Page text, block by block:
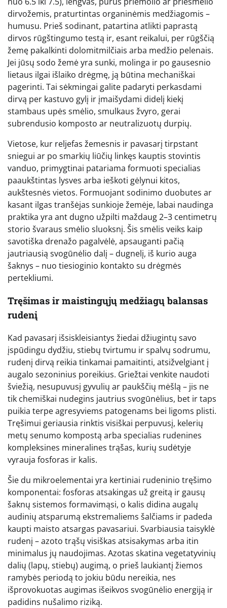
dirvožemis, praturtintas organinėmis medžiagomis –
humusu. Prieš sodinant, patartina atlikti paprastą
dirvos rūgštingumo testą ir, esant reikalui, per rūgščią
žemę pakalkinti dolomitmilčiais arba medžio pelenais.
Jei jūsų sodo žemė yra sunki, molinga ir po gausesnio
lietaus ilgai išlaiko drėgmę, ją būtina mechaniškai
pagerinti. Tai sėkmingai galite padaryti perkasdami
dirvą per kastuvo gylį ir įmaišydami didelį kiekį
stambaus upės smėlio, smulkaus žvyro, gerai
subrendusio komposto ar neutralizuotų durpių.
Vietose, kur reljefas žemesnis ir pavasarį tirpstant
sniegui ar po smarkių liūčių linkęs kauptis stovintis
vanduo, primygtinai patariama formuoti specialias
paaukštintas lysves arba ieškoti gėlynui kitos,
aukštesnės vietos. Formuojant sodinimo duobutes ar
kasant ilgas tranšėjas sunkioje žemėje, labai naudinga
praktika yra ant dugno užpilti maždaug 2–3 centimetrų
storio švaraus smėlio sluoksnį. Šis smėlis veiks kaip
savotiška drenažo pagalvėlė, apsauganti pačią
jautriausią svogūnėlio dalį – dugnelį, iš kurio auga
šaknys – nuo tiesioginio kontakto su drėgmės
pertekliumi.
Tręšimas ir maistingųjų medžiagų balansas
rudenį
Kad pavasarį išsiskleisiantys žiedai džiugintų savo
įspūdingu dydžiu, stiebų tvirtumu ir spalvų sodrumu,
rudenį dirvą reikia tinkamai pamaitinti, atsižvelgiant į
augalo sezoninius poreikius. Griežtai venkite naudoti
šviežią, nesupuvusį gyvulių ar paukščių mėšlą – jis ne
tik chemiškai nudegins jautrius svogūnėlius, bet ir taps
puikia terpe agresyviems patogenams bei ligoms plisti.
Tręšimui geriausia rinktis visiškai perpuvusį, kelerių
metų senumo kompostą arba specialias rudenines
kompleksines mineralines trąšas, kurių sudėtyje
vyrauja fosforas ir kalis.
Šie du mikroelementai yra kertiniai rudeninio tręšimo
komponentai: fosforas atsakingas už greitą ir gausų
šaknų sistemos formavimąsi, o kalis didina augalų
audinių atsparumą ekstremaliems šalčiams ir padeda
kaupti maisto atsargas pavasariui. Svarbiausia taisyklė
rudenį – azoto trąšų visiškas atsisakymas arba itin
minimalus jų naudojimas. Azotas skatina vegetatyvinių
dalių (lapų, stiebų) augimą, o prieš laukiantį žiemos
ramybės periodą to jokiu būdu nereikia, nes
išprovokuotas augimas išeikvos svogūnėlio energiją ir
padidins nušalimo riziką.